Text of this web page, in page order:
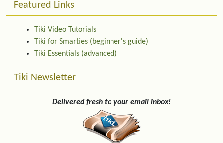
Featured Links
Tiki Video Tutorials
Tiki for Smarties (beginner's guide)
Tiki Essentials (advanced)
Tiki Newsletter
Delivered fresh to your email inbox!